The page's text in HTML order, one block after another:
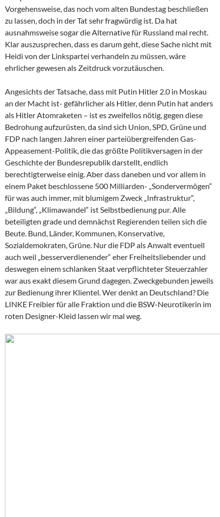
Vorgehensweise, das noch vom alten Bundestag beschließen
zu lassen, doch in der Tat sehr fragwürdig ist. Da hat
ausnahmsweise sogar die Alternative für Russland mal recht.
Klar auszusprechen, dass es darum geht, diese Sache nicht mit
Heidi von der Linkspartei verhandeln zu müssen, wäre
ehrlicher gewesen als Zeitdruck vorzutäuschen.
Angesichts der Tatsache, dass mit Putin Hitler 2.0 in Moskau
an der Macht ist- gefährlicher als Hitler, denn Putin hat anders
als Hitler Atomraketen – ist es zweifellos nötig, gegen diese
Bedrohung aufzurüsten, da sind sich Union, SPD, Grüne und
FDP nach langen Jahren einer parteiübergreifenden Gas-
Appeasement-Politik, die das größte Politikversagen in der
Geschichte der Bundesrepublik darstellt, endlich
berechtigterweise einig. Aber dass daneben und vor allem in
einem Paket beschlossene 500 Milliarden- „Sondervermögen“
für was auch immer, mit blumigem Zweck „Infrastruktur“,
„Bildung“, „Klimawandel“ ist Selbstbedienung pur. Alle
beteiligten grade und demnächst Regierenden teilen sich die
Beute. Bund, Länder, Kommunen, Konservative,
Sozialdemokraten, Grüne. Nur die FDP als Anwalt eventuell
auch weil „besserverdienender“ eher Freiheitsliebender und
deswegen einem schlanken Staat verpflichteter Steuerzahler
war aus exakt diesem Grund dagegen. Zweckgebunden jeweils
zur Bedienung ihrer Klientel. Wer denkt an Deutschland? Die
LINKE Freibier für alle Fraktion und die BSW-Neurotikerin im
roten Designer-Kleid lassen wir mal weg.